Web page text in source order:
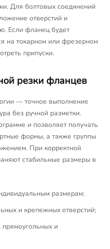
Для болтовых соединений
отверстий и
Если фланец будет
на токарном или фрезерном
припуски.
резки фланцев
— точное выполнение
без ручной разметки.
и позволяет получать
формы, а также группы
При корректной
стабильные размеры в
размерам;
и крепежных отверстий;
прямоугольных и